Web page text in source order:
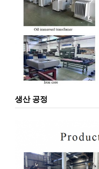
생산 공정